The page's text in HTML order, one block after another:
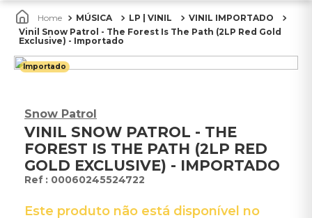
MÚSICA LP | VINIL
VINIL IMPORTADO
Vinil Snow Patrol - The Forest Is The Path (2LP Red Gold
Exclusive) - Importado
Importado
Snow Patrol
VINIL SNOW PATROL - THE
FOREST IS THE PATH (2LP RED
GOLD EXCLUSIVE) - IMPORTADO
: 00060245524722
Este produto não está disponível no